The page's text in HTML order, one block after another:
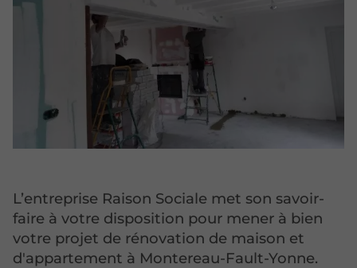
L’entreprise Raison Sociale met son savoir-
faire à votre disposition pour mener à bien
votre projet de rénovation de maison et
d'appartement à Montereau-Fault-Yonne.